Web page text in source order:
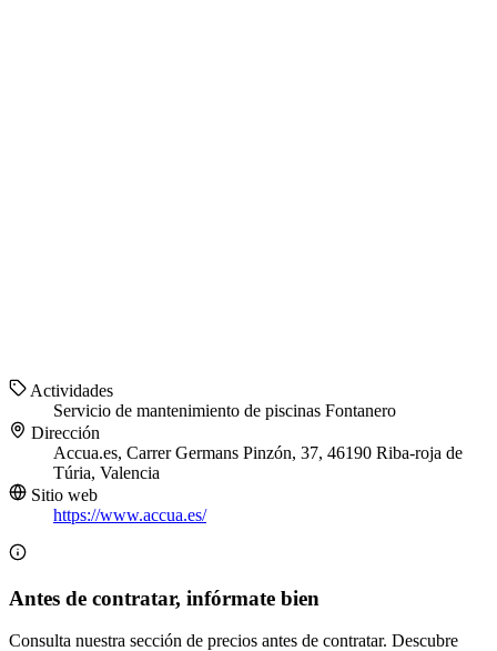
Actividades
Servicio de mantenimiento de piscinas Fontanero
Dirección
Accua.es, Carrer Germans Pinzón, 37, 46190 Riba-roja de
Túria, Valencia
Sitio web
https://www.accua.es/
Antes de contratar, infórmate bien
Consulta nuestra sección de precios antes de contratar. Descubre